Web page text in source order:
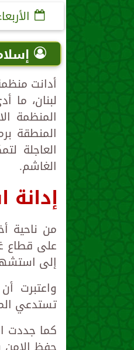
الأربعاء، 2
أدانت
لبنان،
المنظمة
المنطقة
العاجلة
الغاشم.
إدانة
من ناحية
على قطاع
إلى
واعتبرت
تستدعي
كما جددت